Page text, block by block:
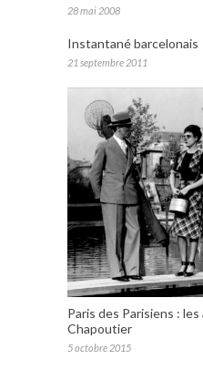
28 mai 2008
Instantané barcelonais
21 septembre 2011
Paris des Parisiens :
Chapoutier
5 octobre 2015